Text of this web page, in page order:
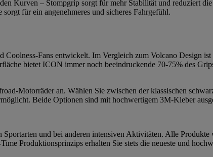
Kurven – Stompgrip sorgt für mehr Stabilität und reduziert
für ein angenehmeres und sicheres Fahrgefühl.
Fans entwickelt. Im Vergleich zum Volcano Design
bietet ICON immer noch beeindruckende 70-75% des
Motorräder an. Wählen Sie zwischen der klassischen
Beide Optionen sind mit hochwertigem 3M-Kleber
und bei anderen intensiven Aktivitäten. Alle
Produktionsprinzips erhalten Sie stets die neueste und